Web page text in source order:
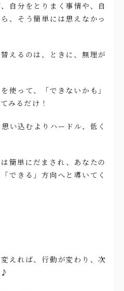
自分をとりまく事情や、自
、そう簡単には思えなかっ
えるのは、ときに、無理が
使って、「できないかも」
みるだけ！
い込むよりハードル、低く
簡単にだまされ、あなたの
できる」方向へと導いてく
えれば、行動が変わり、次